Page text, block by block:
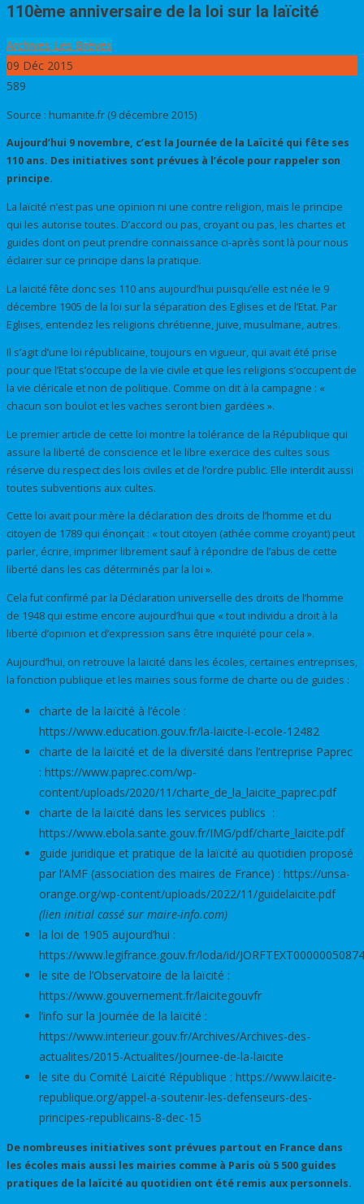
110ème anniversaire de la loi sur la laïcité
Archives Les Brèves
09 Déc 2015
589
Source : humanite.fr (9 décembre 2015)
Aujourd’hui 9 novembre, c’est la Journée de la Laïcité qui fête ses
110 ans. Des initiatives sont prévues à l’école pour rappeler son
principe.
La laïcité n’est pas une opinion ni une contre religion, mais le principe
qui les autorise toutes. D’accord ou pas, croyant ou pas, les chartes et
guides dont on peut prendre connaissance ci-après sont là pour nous
éclairer sur ce principe dans la pratique.
La laïcité fête donc ses 110 ans aujourd’hui puisqu’elle est née le 9
décembre 1905 de la loi sur la séparation des Eglises et de l’Etat. Par
Eglises, entendez les religions chrétienne, juive, musulmane, autres.
Il s’agit d’une loi républicaine, toujours en vigueur, qui avait été prise
pour que l’Etat s’occupe de la vie civile et que les religions s’occupent de
la vie cléricale et non de politique. Comme on dit à la campagne : «
chacun son boulot et les vaches seront bien gardées ».
Le premier article de cette loi montre la tolérance de la République qui
assure la liberté de conscience et le libre exercice des cultes sous
réserve du respect des lois civiles et de l’ordre public. Elle interdit aussi
toutes subventions aux cultes.
Cette loi avait pour mère la déclaration des droits de l’homme et du
citoyen de 1789 qui énonçait : « tout citoyen (athée comme croyant) peut
parler, écrire, imprimer librement sauf à répondre de l’abus de cette
liberté dans les cas déterminés par la loi ».
Cela fut confirmé par la Déclaration universelle des droits de l’homme
de 1948 qui estime encore aujourd’hui que « tout individu a droit à la
liberté d’opinion et d’expression sans être inquiété pour cela ».
Aujourd’hui, on retrouve la laïcité dans les écoles, certaines entreprises,
la fonction publique et les mairies sous forme de charte ou de guides :
charte de la laïcité à l’école :
https://www.education.gouv.fr/la-laicite-l-ecole-12482
charte de la laïcité et de la diversité dans l’entreprise Paprec
: https://www.paprec.com/wp-
content/uploads/2020/11/charte_de_la_laicite_paprec.pdf
charte de la laïcité dans les services publics :
https://www.ebola.sante.gouv.fr/IMG/pdf/charte_laicite.pdf
guide juridique et pratique de la laïcité au quotidien proposé
par l’AMF (association des maires de France) : https://unsa-
orange.org/wp-content/uploads/2022/11/guidelaicite.pdf
(lien initial cassé sur maire-info.com)
la loi de 1905 aujourd’hui :
https://www.legifrance.gouv.fr/loda/id/
le site de l’Observatoire de la laïcité :
https://www.gouvernement.fr/laicitegouvfr
l’info sur la Journée de la laïcité :
https://www.interieur.gouv.fr/Archives/Archives-des-
actualites/2015-Actualites/Journee-de-la-laicite
le site du Comité Laïcité République : https://www.laicite-
republique.org/appel-a-soutenir-les-defenseurs-des-
principes-republicains-8-dec-15
De nombreuses initiatives sont prévues partout en France dans
les écoles mais aussi les mairies comme à Paris où 5 500 guides
pratiques de la laïcité au quotidien ont été remis aux personnels.